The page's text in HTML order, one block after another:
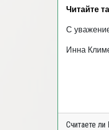
Читайте
С
Инна
Считаете